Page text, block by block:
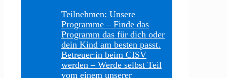
Teilnehmen: Unsere
Programme – Finde das
Programm das für dich oder
dein Kind am besten passt.
Betreuer:in beim CISV
werden – Werde selbst Teil
vom einem unserer